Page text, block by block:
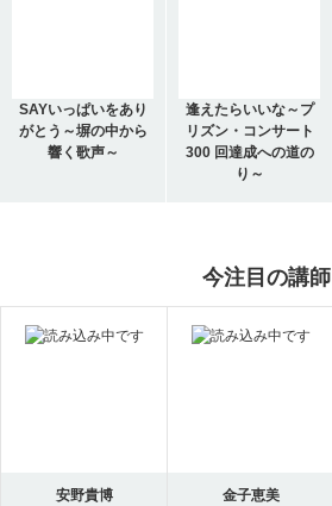
SAYいっぱいをあり
がとう～塀の中から
響く歌声～
逢えたらいいな～プ
リズン・コンサート
300 回達成への道の
り～
今注目の講師
安野貴博 金子恵美